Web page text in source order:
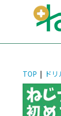
TOP | ド